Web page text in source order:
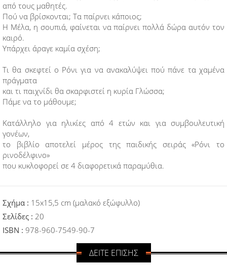
από τους μαθητές.
Πού να βρίσκονται; Τα παίρνει κάποιος;
Η Μέλα, η σουπιά, φαίνεται να παίρνει πολλά δώρα αυτόν τον
καιρό.
Υπάρχει άραγε καμία σχέση;
Τι θα σκεφτεί ο Ρόνι για να ανακαλύψει πού πάνε τα χαμένα
πράγματα
και τι παιχνίδι θα σκαρφιστεί η κυρία Γλώσσα;
Πάμε να το μάθουμε;
Κατάλληλο για ηλικίες από 4 ετών και για συμβουλευτική
γονέων,
το βιβλίο αποτελεί μέρος της παιδικής σειράς «Ρόνι το
ρινοδέλφινο»
που κυκλοφορεί σε 4 διαφορετικά παραμύθια.
Σχήμα : 15x15,5 cm (μαλακό εξώφυλλο)
Σελίδες : 20
ISBN : 978-960-7549-90-7
ΔΕΙΤΕ ΕΠΙΣΗΣ